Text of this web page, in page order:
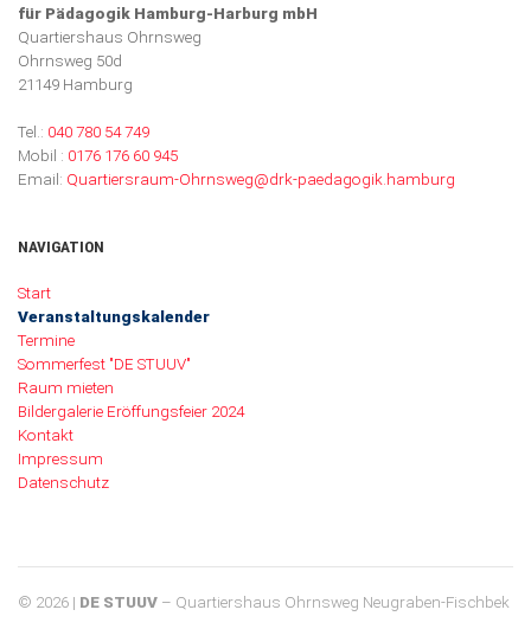
für Pädagogik Hamburg-Harburg mbH
Quartiershaus Ohrnsweg
Ohrnsweg 50d
21149 Hamburg
Tel.: 040 780 54 749
Mobil : 0176 176 60 945
Email: Quartiersraum-Ohrnsweg@drk-paedagogik.hamburg
NAVIGATION
Navigation überspringen
Start
Veranstaltungskalender
Termine
Sommerfest "DE STUUV"
Raum mieten
Bildergalerie Eröffungsfeier 2024
Kontakt
Impressum
Datenschutz
© 2026 | DE STUUV – Quartiershaus Ohrnsweg Neugraben-Fischbek